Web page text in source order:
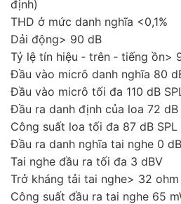
định)
THD ở mức danh nghĩa <0,1%
Dải động> 90 dB
Tỷ lệ tín hiệu ‑ trên ‑ tiếng ồn>
Đầu vào micrô danh nghĩa 80
Đầu vào micrô tối đa 110 dB
Đầu ra danh định của loa 72 dB
Công suất loa tối đa 87 dB SPL
Đầu ra danh nghĩa tai nghe 0
Tai nghe đầu ra tối đa 3 dBV
Trở kháng tải tai nghe> 32 ohm
Công suất đầu ra tai nghe 65